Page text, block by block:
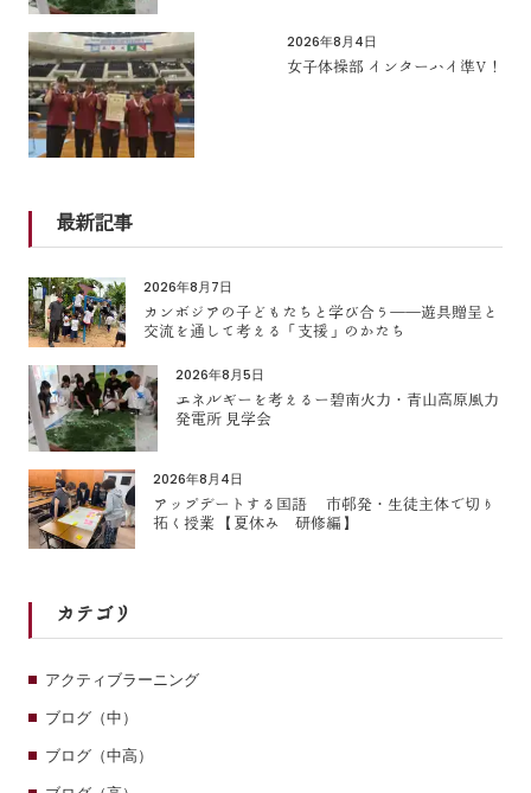
2026年8月4日
女子体操部 インターハイ準V！
最新記事
2026年8月7日
カンボジアの子どもたちと学び合う――遊具贈呈と
交流を通して考える「支援」のかたち
2026年8月5日
エネルギーを考えるー碧南火力・青山高原風力
発電所 見学会
2026年8月4日
アップデートする国語 市邨発・生徒主体で切り
拓く授業 【夏休み 研修編】
カテゴリ
アクティブラーニング
ブログ（中）
ブログ（中高）